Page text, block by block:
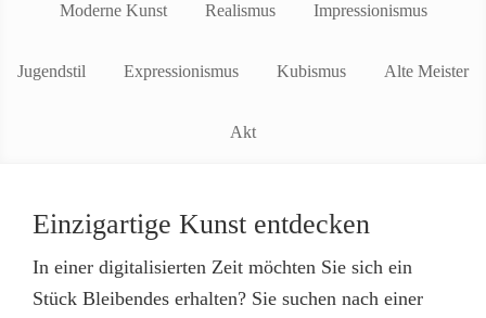
Moderne Kunst Realismus Impressionismus
Jugendstil Expressionismus Kubismus Alte Meister
Akt
Einzigartige Kunst entdecken
In einer digitalisierten Zeit möchten Sie sich ein
Stück Bleibendes erhalten? Sie suchen nach einer